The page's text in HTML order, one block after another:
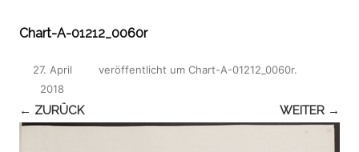
Chart-A-01212_0060r
veröffentlicht
27. April
2018
um Chart-A-01212_0060r.
← ZURÜCK WEITER →